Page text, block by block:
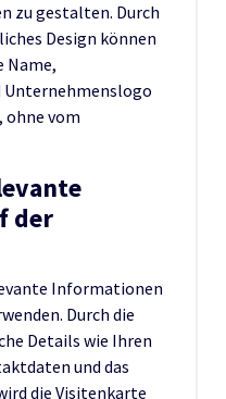
zu gestalten. Durch
Design können
Name,
vom
der
Informationen
Durch die
Details wie Ihren
und das
die Visitenkarte